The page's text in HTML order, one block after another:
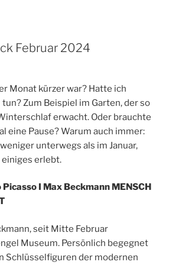
Februar 2024
Monat kürzer war? Hatte ich
Zum Beispiel im Garten, der so
erwacht. Oder brauchte
eine Pause? Warum auch immer:
unterwegs als im Januar,
einiges erlebt.
I Max Beckmann MENSCH
seit Mitte Februar
Museum. Persönlich begegnet
Schlüsselfiguren der modernen